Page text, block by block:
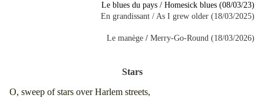
Le blues du pays / Homesick blues (08/03/23)
En grandissant / As I grew older (18/03/2025)
Le manège / Merry-Go-Round (18/03/2026)
Stars
O, sweep of stars over Harlem streets,